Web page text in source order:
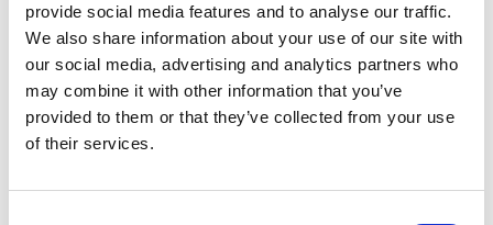
provide social media features and to analyse our traffic.
We also share information about your use of our site with
our social media, advertising and analytics partners who
may combine it with other information that you’ve
provided to them or that they’ve collected from your use
of their services.
Repubblica Ceca